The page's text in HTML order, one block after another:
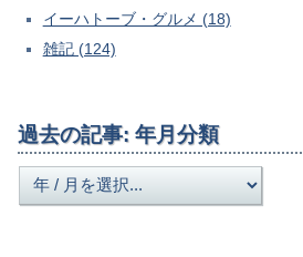
イーハトーブ・グルメ (18)
雑記 (124)
過去の記事: 年月分類